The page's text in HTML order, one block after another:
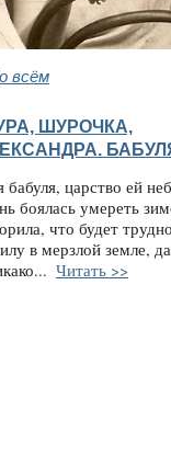
всём
ШУРОЧКА,
царство ей
боялась умереть
что будет
в мерзлой земле,
Читать >>